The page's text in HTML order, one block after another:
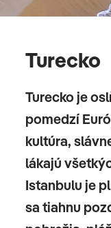
Turecko
Turecko je
pomedzí
kultúra,
lákajú
Istanbulu je
sa tiahnu